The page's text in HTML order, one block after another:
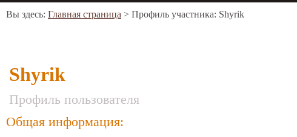
Вы здесь: Главная страница > Профиль участника: Shyrik
Shyrik
Профиль пользователя
Общая информация: